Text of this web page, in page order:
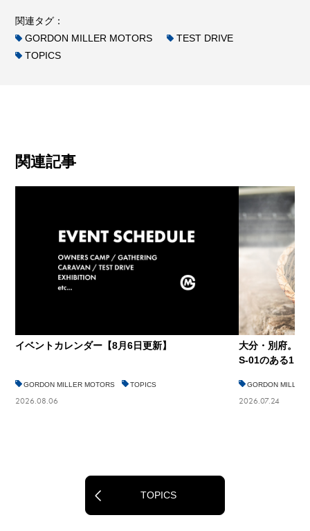
関連タグ：
GORDON MILLER MOTORS
TEST DRIVE
TOPICS
関連記事
イベントカレンダー【8月6日更新】
GORDON MILLER MOTORS TOPICS
2026.08.06
大分・別府。仕
S-01のある1…
GORDON MILLER
2026.07.24
TOPICS